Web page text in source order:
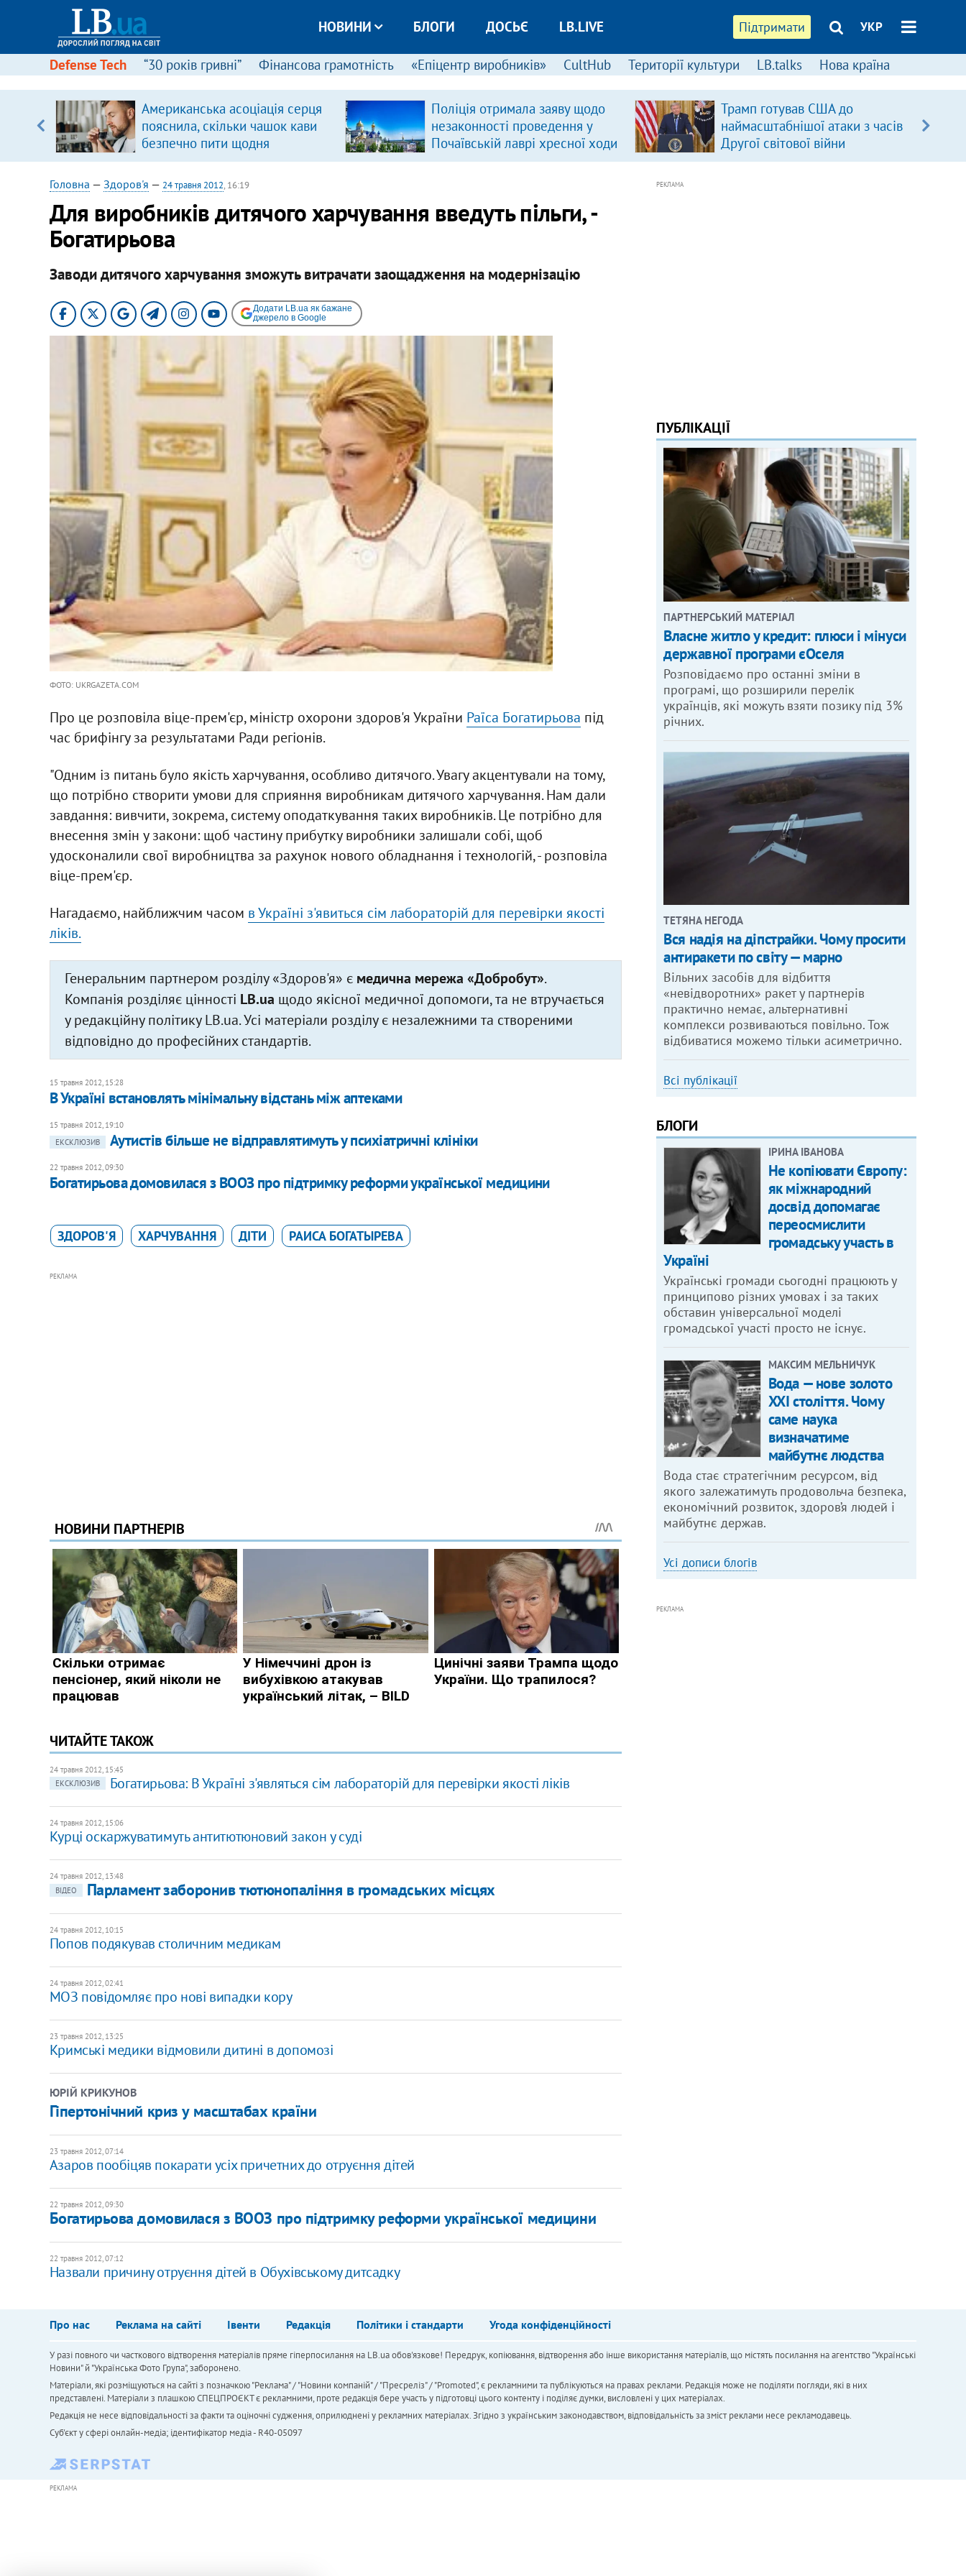
Підтримати УКР
НОВИНИ БЛОГИ ДОСЬЄ LB.LIVE
Defense Tech “30 років гривні” Фінансова грамотність «Епіцентр виробників» CultHub Території культури LB.talks Нова країна
Американська асоціація серця
пояснила, скільки чашок кави
безпечно пити щодня
Поліція отримала заяву щодо
незаконності проведення у
Почаївській лаврі хресної ходи
Трамп готував США до
наймасштабнішої атаки з часів
Другої світової війни
Головна — Здоров'я — 24 травня 2012, 16:19
Для виробників дитячого харчування введуть пільги, -
Богатирьова
Заводи дитячого харчування зможуть витрачати заощадження на модернізацію
Додати LB.ua як бажане
джерело в Google
ФОТО: UKRGAZETA.COM
Про це розповіла віце-прем'єр, міністр охорони здоров'я України Раїса Богатирьова під
час брифінгу за результатами Ради регіонів.
"Одним із питань було якість харчування, особливо дитячого. Увагу акцентували на тому,
що потрібно створити умови для сприяння виробникам дитячого харчування. Нам дали
завдання: вивчити, зокрема, систему оподаткування таких виробників. Це потрібно для
внесення змін у закони: щоб частину прибутку виробники залишали собі, щоб
удосконалили свої виробництва за рахунок нового обладнання і технологій, - розповіла
віце-прем'єр.
Нагадаємо, найближчим часом в Україні з'явиться сім лабораторій для перевірки якості
ліків.
Генеральним партнером розділу «Здоров'я» є медична мережа «Добробут».
Компанія розділяє цінності LB.ua щодо якісної медичної допомоги, та не втручається
у редакційну політику LB.ua. Усі матеріали розділу є незалежними та створеними
відповідно до професійних стандартів.
15 травня 2012, 15:28
В Україні встановлять мінімальну відстань між аптеками
15 травня 2012, 19:10
ЕКСКЛЮЗИВ
Аутистів більше не відправлятимуть у психіатричні клініки
22 травня 2012, 09:30
Богатирьова домовилася з ВООЗ про підтримку реформи української медицини
ЗДОРОВ'Я ХАРЧУВАННЯ ДІТИ РАИСА БОГАТЫРЕВА
РЕКЛАМА
ЧИТАЙТЕ ТАКОЖ
24 травня 2012, 15:45
ЕКСКЛЮЗИВ
Богатирьова: В Україні з'являться сім лабораторій для перевірки якості ліків
24 травня 2012, 15:06
Курці оскаржуватимуть антитютюновий закон у суді
24 травня 2012, 13:48
ВІДЕО
Парламент заборонив тютюнопаління в громадських місцях
24 травня 2012, 10:15
Попов подякував столичним медикам
24 травня 2012, 02:41
МОЗ повідомляє про нові випадки кору
23 травня 2012, 13:25
Кримські медики відмовили дитині в допомозі
ЮРІЙ КРИКУНОВ
Гіпертонічний криз у масштабах країни
23 травня 2012, 07:14
Азаров пообіцяв покарати усіх причетних до отруєння дітей
22 травня 2012, 09:30
Богатирьова домовилася з ВООЗ про підтримку реформи української медицини
22 травня 2012, 07:12
Назвали причину отруєння дітей в Обухівському дитсадку
РЕКЛАМА
ПУБЛІКАЦІЇ
ПАРТНЕРСЬКИЙ МАТЕРІАЛ
Власне житло у кредит: плюси і мінуси
державної програми єОселя
Розповідаємо про останні зміни в
програмі, що розширили перелік
українців, які можуть взяти позику під 3%
річних.
ТЕТЯНА НЕГОДА
Вся надія на діпстрайки. Чому просити
антиракети по світу — марно
Вільних засобів для відбиття
«невідворотних» ракет у партнерів
практично немає, альтернативні
комплекси розвиваються повільно. Тож
відбиватися можемо тільки асиметрично.
Всі публікації
БЛОГИ
ІРИНА ІВАНОВА
Не копіювати Європу:
як міжнародний
досвід допомагає
переосмислити
громадську участь в
Україні
Українські громади сьогодні працюють у
принципово різних умовах і за таких
обставин універсальної моделі
громадської участі просто не існує.
МАКСИМ МЕЛЬНИЧУК
Вода — нове золото
XXI століття. Чому
саме наука
визначатиме
майбутнє людства
Вода стає стратегічним ресурсом, від
якого залежатимуть продовольча безпека,
економічний розвиток, здоров’я людей і
майбутнє держав.
Усі дописи блогів
РЕКЛАМА
Про нас Реклама на сайті Івенти Редакція Політики і стандарти Угода конфіденційності
У разі повного чи часткового відтворення матеріалів пряме гіперпосилання на LB.ua обов'язкове! Передрук, копіювання, відтворення або інше використання матеріалів, що містять посилання на агентство "Українськi
Новини" й "Українська Фото Група", заборонено.
Матеріали, які розміщуються на сайті з позначкою "Реклама" / "Новини компаній" / "Пресреліз" / "Promoted", є рекламними та публікуються на правах реклами. Редакція може не поділяти погляди, які в них
представлені. Матеріали з плашкою СПЕЦПРОЄКТ є рекламними, проте редакція бере участь у підготовці цього контенту і поділяє думки, висловлені у цих матеріалах.
Редакція не несе відповідальності за факти та оціночні судження, оприлюднені у рекламних матеріалах. Згідно з українським законодавством, відповідальність за зміст реклами несе рекламодавець.
Cуб'єкт у сфері онлайн-медіа; ідентифікатор медіа - R40-05097
РЕКЛАМА